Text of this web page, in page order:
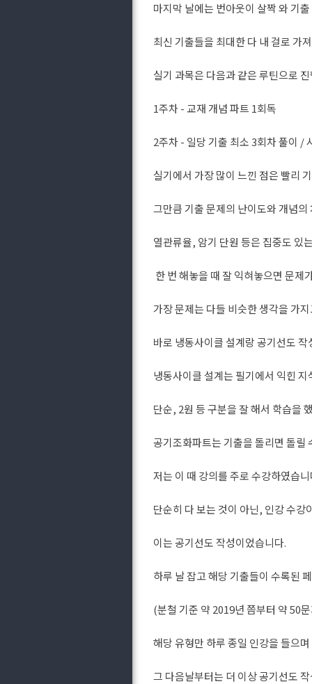
마지막 날에는 번아웃이 살짝 와 기
최신 기출들을 최대한 다 내 걸로 가
실기 과목은 다음과 같은 루틴으로
1주차 - 교재 개념 파트 1회독
2주차 - 일당 기출 최소 3회차 풀이 /
실기에서 가장 많이 느낀 점은 빨리
그만큼 기출 문제의 난이도와 개념의
열관류율, 암기 단원 등은 집중도 있
한 번 해놓을 때 잘 익혀놓으면 문제
가장 문제는 다들 비슷한 생각을 가
바로 냉동사이클 설계랑 공기선도
냉동사이클 설계는 필기에서 익힌
단순, 2원 등 구분을 잘 해서 학습을
공기조화파트는 기출을 돌리면 돌릴
저는 이 때 강의를 주로 수강하였습
단순히 다 보는 것이 아닌, 인강 수
이는 공기선도 작성이었습니다.
하루 날 잡고 해당 기출들이 수록된
(분철 기준 약 2019년 쯤부터 약 50
해당 유형만 하루 종일 인강을 들으
그 다음날부터는 더 이상 공기선도